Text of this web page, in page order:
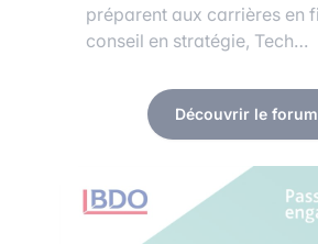
préparent aux carrières en
conseil en stratégie, Tech…
Découvrir le forum